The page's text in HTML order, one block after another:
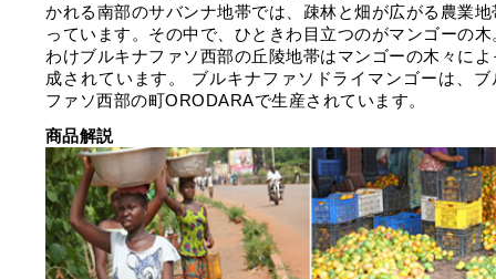
かれる南部のサバンナ地帯では、疎林と畑が広がる農業
っています。その中で、ひときわ⽬⽴つのがマンゴーの
わけブルキナファソ⻄部の丘陵地帯はマンゴーの⽊々に
成されています。 ブルキナファソドライマンゴーは、ブ
ファソ⻄部の町ORODARAで生産されています。
商品解説